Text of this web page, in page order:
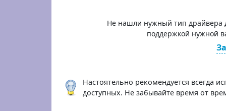
Не нашли нужный тип драйвера
поддержкой нужной
Настоятельно рекомендуется всегда
доступных. Не забывайте время от